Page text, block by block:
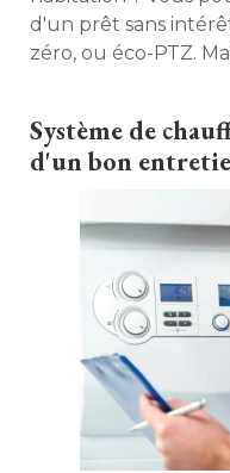
d'un prêt sans
zéro, ou éco-PTZ.
Système de
d'un bon